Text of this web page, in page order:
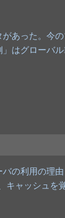
あった。今
はグローバ
の利用の理
キャッシュを